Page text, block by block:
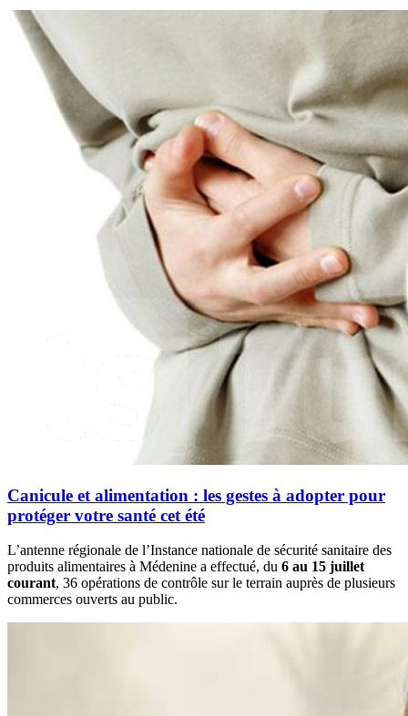
Canicule et alimentation : les gestes à adopter pour
protéger votre santé cet été
L’antenne régionale de l’Instance nationale de sécurité sanitaire des
produits alimentaires à Médenine a effectué, du 6 au 15 juillet
courant, 36 opérations de contrôle sur le terrain auprès de plusieurs
commerces ouverts au public.